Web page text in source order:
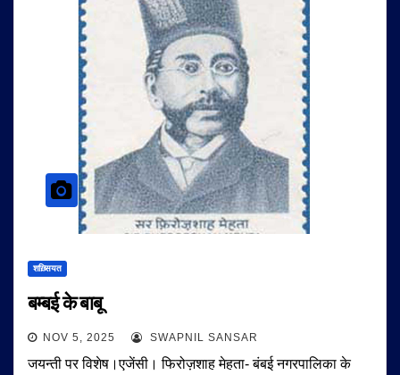
शख़्सियत
बम्बई के बाबू
NOV 5, 2025 SWAPNIL SANSAR
जयन्ती पर विशेष।एजेंसी। फिरोज़शाह मेहता- बंबई नगरपालिका के